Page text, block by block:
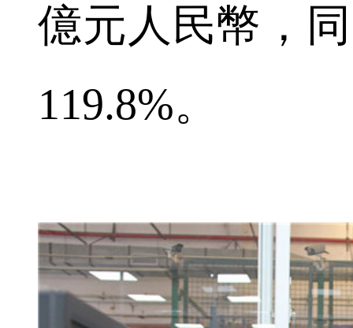
億元人民幣，
119.8%。